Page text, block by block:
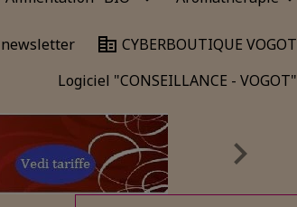
CYBERBOUTIQUE VOGOT
Logiciel "CONSEILLANCE - VOGOT"